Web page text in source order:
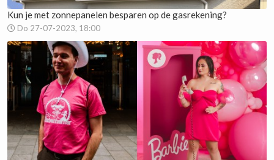
Kun je met zonnepanelen besparen op de gasrekening?
Do 27-07-2023, 18:00